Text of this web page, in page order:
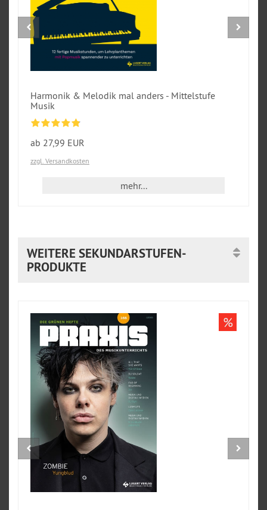
Harmonik & Melodik mal anders - Mittelstufe
Musik
ab 27,99 EUR
zzgl. Versandkosten
mehr...
WEITERE SEKUNDARSTUFEN-
PRODUKTE
%